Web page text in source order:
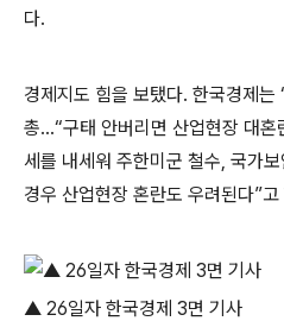
다.
경제지도 힘을 보탰다. 한국경제는
총…“구태 안버리면 산업현장 대혼
세를 내세워 주한미군 철수, 국가
경우 산업현장 혼란도 우려된다”고
▲ 26일자 한국경제 3면 기사